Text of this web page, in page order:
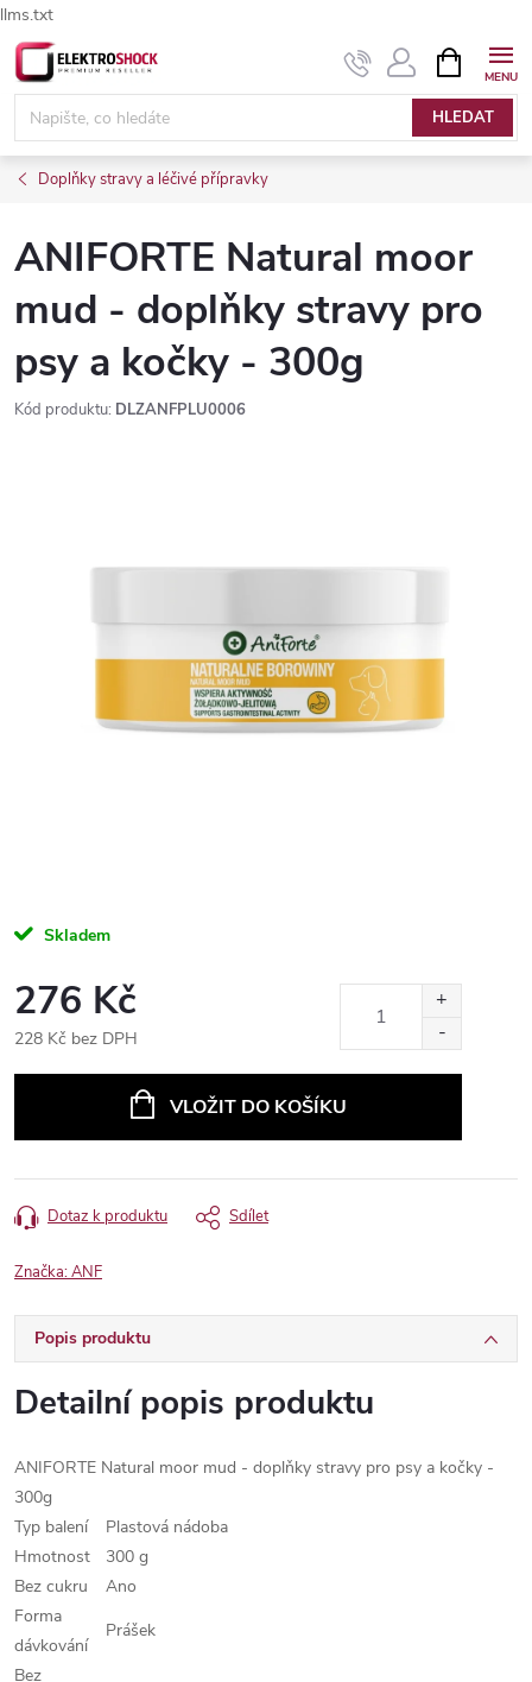
llms.txt
Přejít
na
obsah
HLEDAT
NÁKUPNÍ
KOŠÍK
Doplňky stravy a léčivé přípravky
ANIFORTE Natural moor
mud - doplňky stravy pro
psy a kočky - 300g
Kód produktu: DLZANFPLU0006
Skladem
276 Kč
228 Kč bez DPH
VLOŽIT DO KOŠÍKU
Dotaz k produktu Sdílet
Značka:ANF
Popis produktu
Detailní popis produktu
ANIFORTE Natural moor mud - doplňky stravy pro psy a kočky -
300g
Typ balení
Plastová nádoba
Hmotnost
300 g
Bez cukru
Ano
Forma
dávkování
Prášek
Bez
Elektroshock.cz - Chat